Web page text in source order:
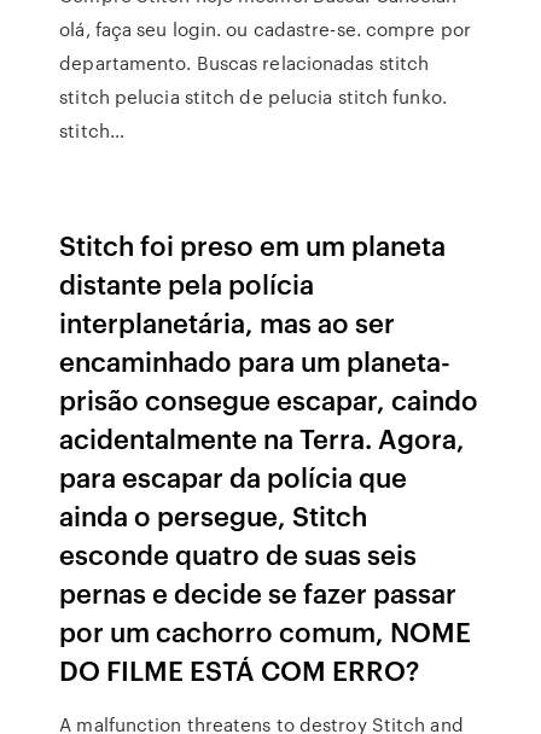
olá, faça seu login. ou cadastre-se. compre por
departamento. Buscas relacionadas stitch
stitch pelucia stitch de pelucia stitch funko.
stitch…
Stitch foi preso em um planeta
distante pela polícia
interplanetária, mas ao ser
encaminhado para um planeta-
prisão consegue escapar, caindo
acidentalmente na Terra. Agora,
para escapar da polícia que
ainda o persegue, Stitch
esconde quatro de suas seis
pernas e decide se fazer passar
por um cachorro comum, NOME
DO FILME ESTÁ COM ERRO?
A malfunction threatens to destroy Stitch and